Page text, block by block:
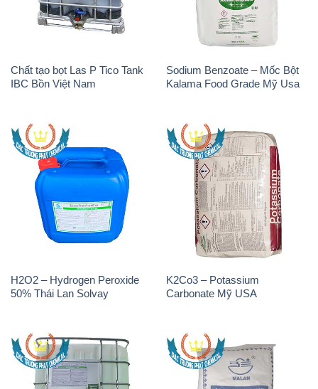
H2O2 – Hydrogen Peroxide
50% Tank IBC Bồn Thái Lan
Solvay
Sodium Bicarbonate – Bicar
NaHCO3 Feed Grade Malan
Trung Quốc China
H2O2 – Hydrogen Peroxide
50% Samuda Bangladesh
H2O2 – Hydrogen Peroxide
50% Đài Loan Taiwan Chang